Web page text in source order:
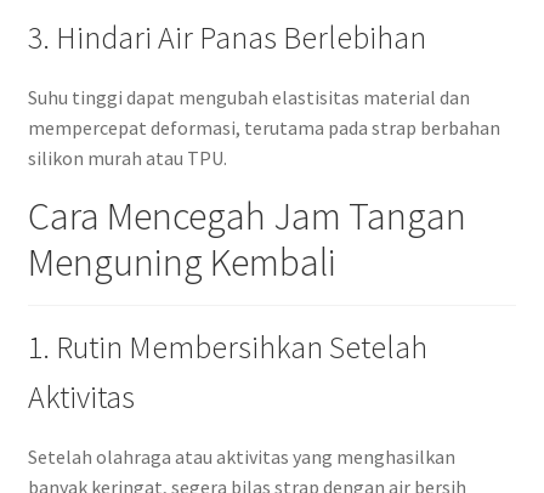
3. Hindari Air Panas Berlebihan
Suhu tinggi dapat mengubah elastisitas material dan
mempercepat deformasi, terutama pada strap berbahan
silikon murah atau TPU.
Cara Mencegah Jam Tangan
Menguning Kembali
1. Rutin Membersihkan Setelah
Aktivitas
Setelah olahraga atau aktivitas yang menghasilkan
banyak keringat, segera bilas strap dengan air bersih